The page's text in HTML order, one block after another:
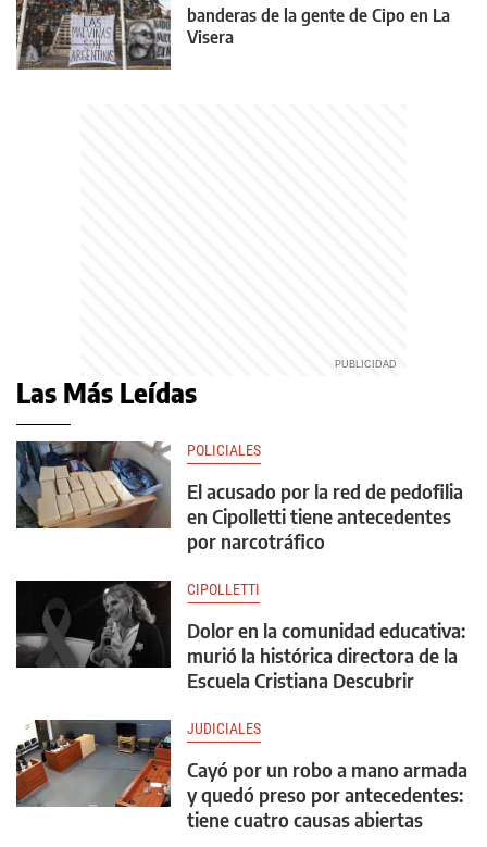
banderas de la gente de Cipo en La
Visera
Las Más Leídas
POLICIALES
El acusado por la red de pedofilia
en Cipolletti tiene antecedentes
por narcotráfico
CIPOLLETTI
Dolor en la comunidad educativa:
murió la histórica directora de la
Escuela Cristiana Descubrir
JUDICIALES
Cayó por un robo a mano armada
y quedó preso por antecedentes:
tiene cuatro causas abiertas